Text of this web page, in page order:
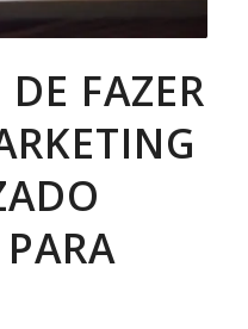
FAZER